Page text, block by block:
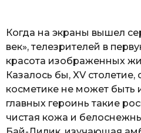
Когда на экраны вышел
век», телезрителей в
красота изображенных
Казалось бы, XV
косметике не может быть
главных героинь такие
чистая кожа и